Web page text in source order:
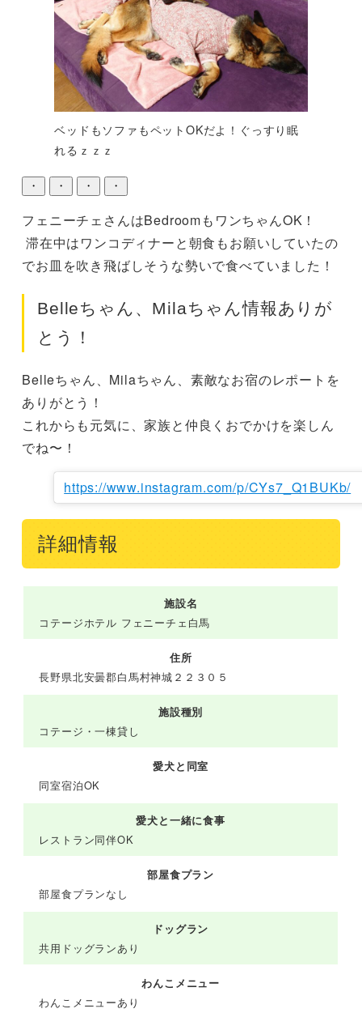
ベッドもソファもペットOKだよ！ぐっすり眠
れるｚｚｚ
・ ・ ・ ・
フェニーチェさんはBedroomもワンちゃんOK！
でお皿を吹き飛ばしそうな勢いで食べていました！
Belleちゃん、Milaちゃん情報ありが
とう！
Belleちゃん、Milaちゃん、素敵なお宿のレポートを
ありがとう！
これからも元気に、家族と仲良くおでかけを楽しん
でね〜！
https://www.instagram.com/p/CYs7_Q1BUKb/
詳細情報
施設名
コテージホテル フェニーチェ白馬
住所
長野県北安曇郡白馬村神城２２３０５
施設種別
コテージ・一棟貸し
愛犬と同室
同室宿泊OK
愛犬と一緒に食事
レストラン同伴OK
部屋食プラン
部屋食プランなし
ドッグラン
共用ドッグランあり
わんこメニュー
わんこメニューあり